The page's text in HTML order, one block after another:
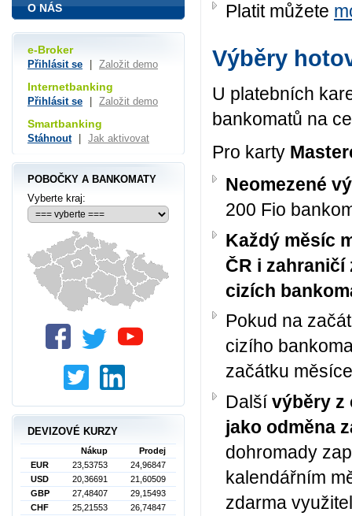
Platit můžete
Výběry
U platebních
bankomatů na
Pro karty
Neomezené
200 Fio
Každý měsíc
ČR i zahraničí
cizích
Pokud na
cizího
začátku
Dalšívýběry z
jako odměna
dohromady
kalendářním
zdarma
O NÁS
e-Broker
Přihlásit se Založit demo
Internetbanking
Přihlásit se Založit demo
Smartbanking
Stáhnout Jak aktivovat
POBOČKY A BANKOMATY
Vyberte kraj:
DEVIZOVÉ KURZY
Nákup
Prodej
EUR
23,53753
24,96847
USD
20,36691
21,60509
GBP
27,48407
29,15493
CHF
25,21553
26,74847